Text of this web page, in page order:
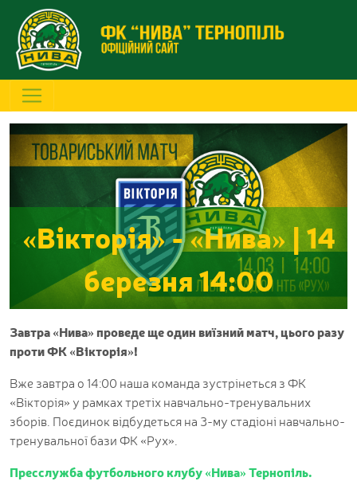
«Вікторія» - «Нива» | 14
березня 14:00
Завтра «Нива» проведе ще один виїзний матч, цього разу
проти ФК «Вікторія»!
Вже завтра о 14:00 наша команда зустрінеться з ФК
«Вікторія» у рамках третіх навчально-тренувальних
зборів. Поєдинок відбудеться на 3-му стадіоні навчально-
тренувальної бази ФК «Рух».
Пресслужба футбольного клубу «Нива» Тернопіль.